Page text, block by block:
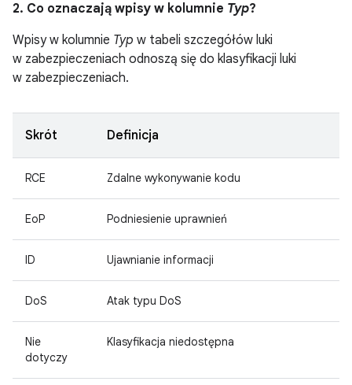
2. Co oznaczają wpisy w kolumnie Typ?
Wpisy w kolumnie Typ w tabeli szczegółów luki
w zabezpieczeniach odnoszą się do klasyfikacji luki
w zabezpieczeniach.
Skrót Definicja
RCE Zdalne wykonywanie kodu
EoP Podniesienie uprawnień
ID Ujawnianie informacji
DoS Atak typu DoS
Nie
dotyczy
Klasyfikacja niedostępna